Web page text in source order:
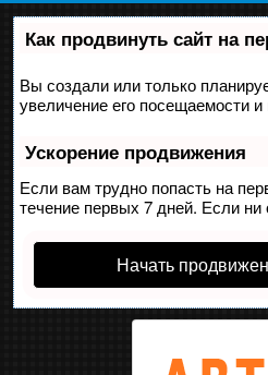
Как продвинуть сайт на
Вы создали или только
увеличение его посещаемости
Ускорение продвижения
Если вам трудно попасть на
течение первых 7 дней. Если ни
Начать